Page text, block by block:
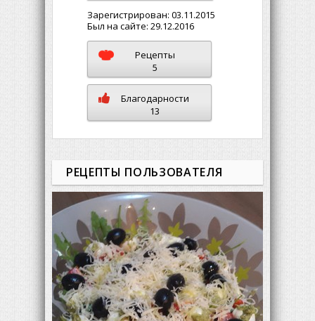
Зарегистрирован: 03.11.2015
Был на сайте: 29.12.2016
Рецепты
5
Благодарности
13
РЕЦЕПТЫ ПОЛЬЗОВАТЕЛЯ